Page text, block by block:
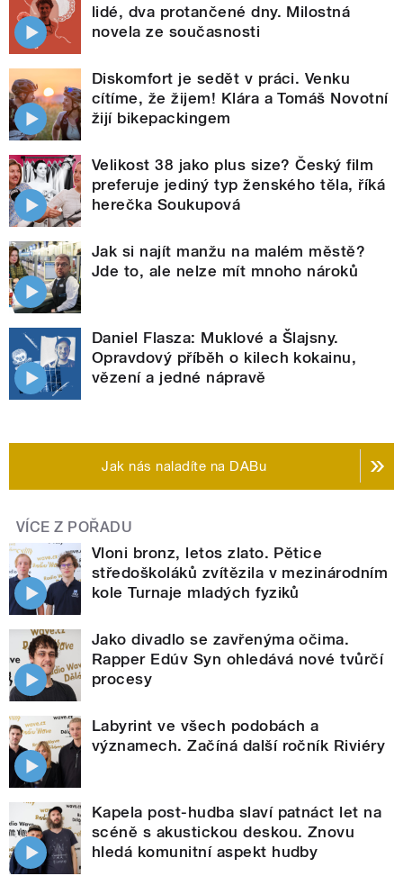
lidé, dva protančené dny. Milostná
novela ze současnosti
Diskomfort je sedět v práci. Venku
cítíme, že žijem! Klára a Tomáš Novotní
žijí bikepackingem
Velikost 38 jako plus size? Český film
preferuje jediný typ ženského těla, říká
herečka Soukupová
Jak si najít manžu na malém městě?
Jde to, ale nelze mít mnoho nároků
Daniel Flasza: Muklové a Šlajsny.
Opravdový příběh o kilech kokainu,
vězení a jedné nápravě
Jak nás naladíte na DABu
VÍCE Z POŘADU
Vloni bronz, letos zlato. Pětice
středoškoláků zvítězila v mezinárodním
kole Turnaje mladých fyziků
Jako divadlo se zavřenýma očima.
Rapper Edúv Syn ohledává nové tvůrčí
procesy
Labyrint ve všech podobách a
významech. Začíná další ročník Riviéry
Kapela post-hudba slaví patnáct let na
scéně s akustickou deskou. Znovu
hledá komunitní aspekt hudby